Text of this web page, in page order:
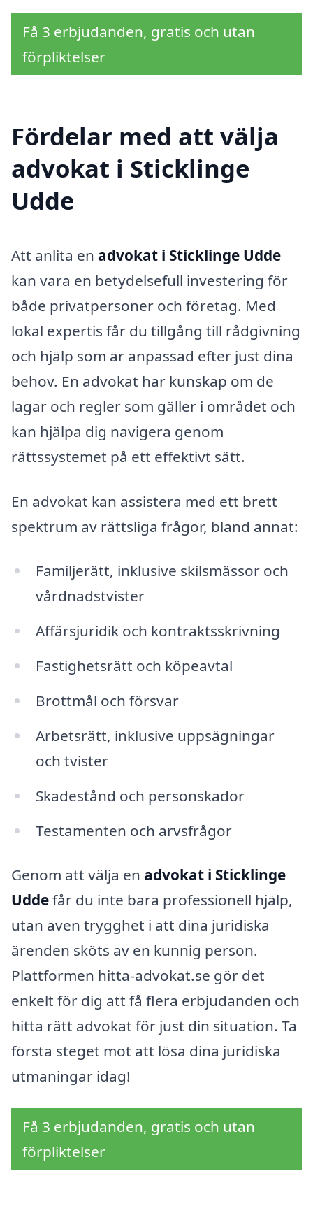
Få 3 erbjudanden, gratis och utan
förpliktelser
Fördelar med att välja
advokat i Sticklinge
Udde
Att anlita en advokat i Sticklinge Udde
kan vara en betydelsefull investering för
både privatpersoner och företag. Med
lokal expertis får du tillgång till rådgivning
och hjälp som är anpassad efter just dina
behov. En advokat har kunskap om de
lagar och regler som gäller i området och
kan hjälpa dig navigera genom
rättssystemet på ett effektivt sätt.
En advokat kan assistera med ett brett
spektrum av rättsliga frågor, bland annat:
Familjerätt, inklusive skilsmässor och
vårdnadstvister
Affärsjuridik och kontraktsskrivning
Fastighetsrätt och köpeavtal
Brottmål och försvar
Arbetsrätt, inklusive uppsägningar
och tvister
Skadestånd och personskador
Testamenten och arvsfrågor
Genom att välja en advokat i Sticklinge
Uddefår du inte bara professionell hjälp,
utan även trygghet i att dina juridiska
ärenden sköts av en kunnig person.
Plattformen hitta-advokat.se gör det
enkelt för dig att få flera erbjudanden och
hitta rätt advokat för just din situation. Ta
första steget mot att lösa dina juridiska
utmaningar idag!
Få 3 erbjudanden, gratis och utan
förpliktelser